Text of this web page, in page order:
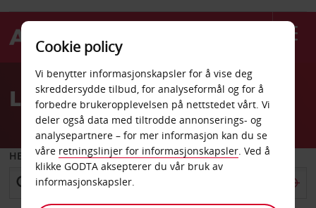
Welcome
AvisLeiebil Broken Arrow
HENT FRA
Cookie policy
Vi benytter informasjonskapsler for å vise deg
skreddersydde tilbud, for analyseformål og for å
forbedre brukeropplevelsen på nettstedet vårt. Vi
deler også data med tiltrodde annonserings- og
analysepartnere – for mer informasjon kan du se
våre retningslinjer for informasjonskapsler. Ved å
klikke GODTA aksepterer du vår bruk av
informasjonskapsler.